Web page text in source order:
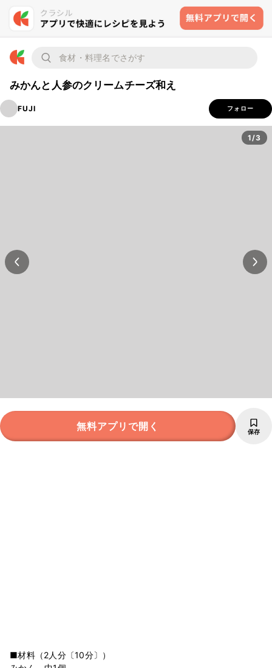
みかんと人参のクリームチーズ和え
FUJI フォロー
1/3
無料アプリで開く 保存
■材料（2人分〔10分〕）